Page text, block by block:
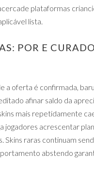
plataformas
lista.
POR E CURADO
a oferta é confirmada,
afinar saldo da
mais repetidamente
jogadores acrescentar
Skins raras continuam
abstendo